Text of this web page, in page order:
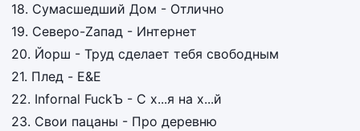
18. Сумасшедший Дом - Отлично
19. Северо-Zапад - Интернет
20. Йорш - Труд сделает тебя свободным
21. Плед - E&E
22. Infornal FuckЪ - С х...я на х...й
23. Свои пацаны - Про деревню